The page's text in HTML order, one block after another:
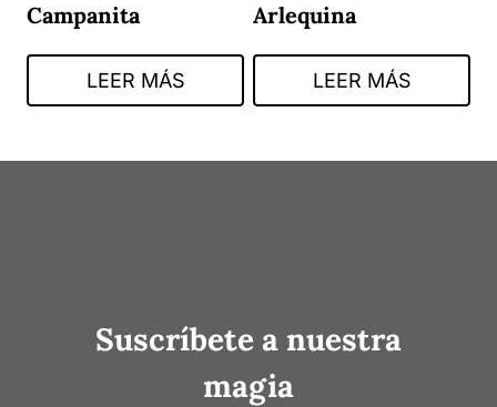
Campanita
LEER MÁS
Arlequina
LEER MÁS
Suscríbete a nuestra
magia